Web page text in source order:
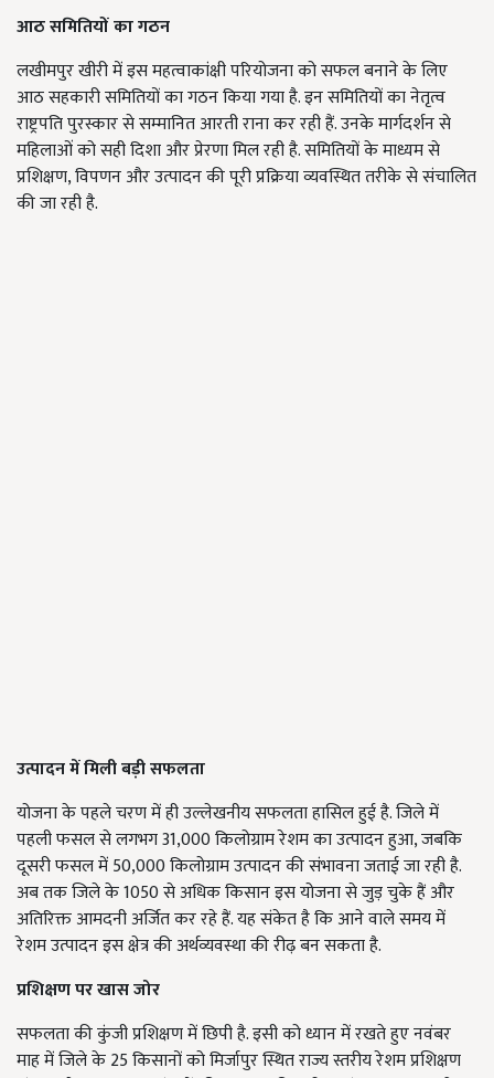
आठ समितियों का गठन
लखीमपुर खीरी में इस महत्वाकांक्षी परियोजना को सफल बनाने के लिए
आठ सहकारी समितियों का गठन किया गया है. इन समितियों का नेतृत्व
राष्ट्रपति पुरस्कार से सम्मानित आरती राना कर रही हैं. उनके मार्गदर्शन से
महिलाओं को सही दिशा और प्रेरणा मिल रही है. समितियों के माध्यम से
प्रशिक्षण, विपणन और उत्पादन की पूरी प्रक्रिया व्यवस्थित तरीके से संचालित
की जा रही है.
उत्पादन में मिली बड़ी सफलता
योजना के पहले चरण में ही उल्लेखनीय सफलता हासिल हुई है. जिले में
पहली फसल से लगभग 31,000 किलोग्राम रेशम का उत्पादन हुआ, जबकि
दूसरी फसल में 50,000 किलोग्राम उत्पादन की संभावना जताई जा रही है.
अब तक जिले के 1050 से अधिक किसान इस योजना से जुड़ चुके हैं और
अतिरिक्त आमदनी अर्जित कर रहे हैं. यह संकेत है कि आने वाले समय में
रेशम उत्पादन इस क्षेत्र की अर्थव्यवस्था की रीढ़ बन सकता है.
प्रशिक्षण पर खास जोर
सफलता की कुंजी प्रशिक्षण में छिपी है. इसी को ध्यान में रखते हुए नवंबर
माह में जिले के 25 किसानों को मिर्जापुर स्थित राज्य स्तरीय रेशम प्रशिक्षण